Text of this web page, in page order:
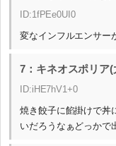
ID:1fPEe0UI0
変なインフルエンサー
7：キネオスポリア
ID:iHE7hV1+0
焼き餃子に餡掛けで丼
いだろうなぁどっかで